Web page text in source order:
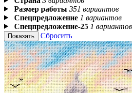
Размер работы 351 вариантов
Спецпредложение 1 вариантов
Спецпредложение-25 1 вариантов
Показать Сбросить